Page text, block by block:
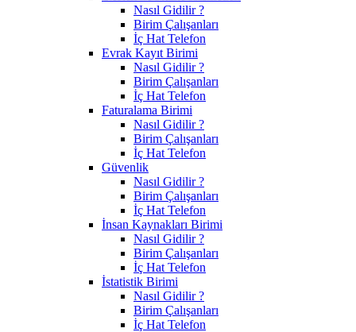
Nasıl Gidilir ?
Birim Çalışanları
İç Hat Telefon
Evrak Kayıt Birimi
Nasıl Gidilir ?
Birim Çalışanları
İç Hat Telefon
Faturalama Birimi
Nasıl Gidilir ?
Birim Çalışanları
İç Hat Telefon
Güvenlik
Nasıl Gidilir ?
Birim Çalışanları
İç Hat Telefon
İnsan Kaynakları Birimi
Nasıl Gidilir ?
Birim Çalışanları
İç Hat Telefon
İstatistik Birimi
Nasıl Gidilir ?
Birim Çalışanları
İç Hat Telefon